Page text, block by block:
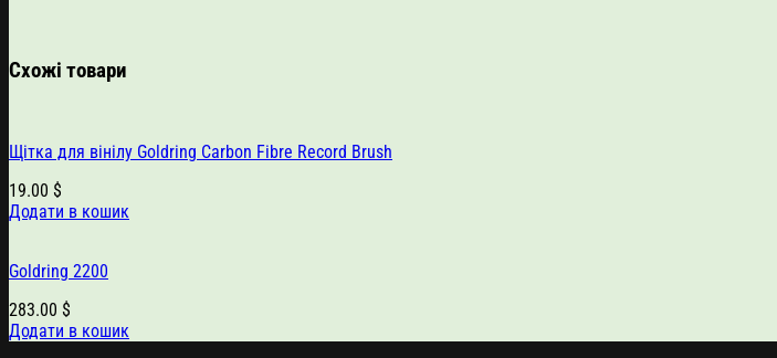
Схожі товари
Щітка для вінілу Goldring Carbon Fibre Record Brush
19.00 $
Додати в кошик
Goldring 2200
283.00 $
Додати в кошик